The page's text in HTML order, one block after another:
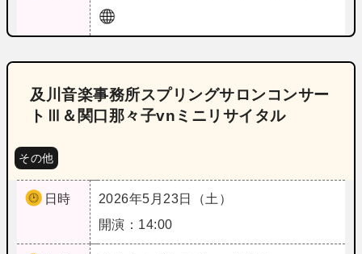
及川音楽事務所スプリングサロンコンサー
トⅢ＆関口那々子vnミニリサイタル
その他
日時
2026年5月23日（土）
開演：14:00